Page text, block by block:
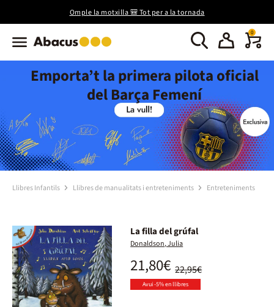
Omple la motxilla 🎒 Tot per a la tornada
0
Emporta’t la primera pilota oficial
del Barça Femení
Llibres Infantils Llibres de manualitats i entreteniments Entreteniments
La filla del grúfal
Donaldson, Julia
22,95€
21,80€
Avui -5% en llibres